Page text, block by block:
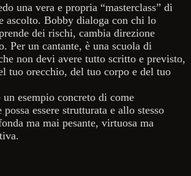
una vera e propria “masterclass” di
ascolto. Bobby dialoga con chi lo
dei rischi, cambia direzione
Per un cantante, è una scuola di
non devi avere tutto scritto e previsto,
tuo orecchio, del tuo corpo e del tuo
un esempio concreto di come
essere strutturata e allo stesso
ma mai pesante, virtuosa ma